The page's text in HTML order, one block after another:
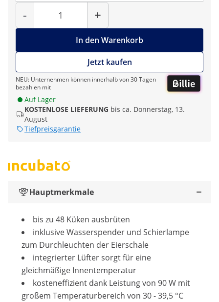
-
Menge
+
In den Warenkorb
Jetzt kaufen
NEU: Unternehmen können innerhalb von 30 Tagen
bezahlen mit
Auf Lager
KOSTENLOSE LIEFERUNG bis ca. Donnerstag, 13.
August
Tiefpreisgarantie
Hauptmerkmale
bis zu 48 Küken ausbrüten
inklusive Wasserspender und Schierlampe
zum Durchleuchten der Eierschale
integrierter Lüfter sorgt für eine
gleichmäßige Innentemperatur
kosteneffizient dank Leistung von 90 W mit
großem Temperaturbereich von 30 - 39,5 °C